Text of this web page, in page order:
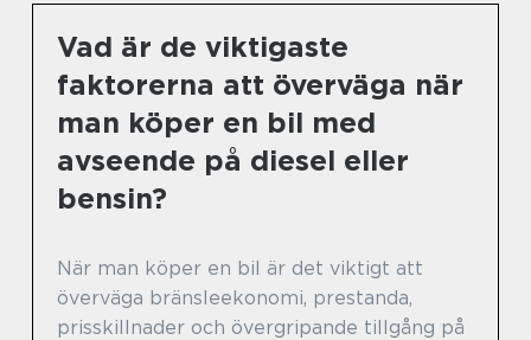
Vad är de viktigaste
faktorerna att överväga när
man köper en bil med
avseende på diesel eller
bensin?
När man köper en bil är det viktigt att
överväga bränsleekonomi, prestanda,
prisskillnader och övergripande tillgång på